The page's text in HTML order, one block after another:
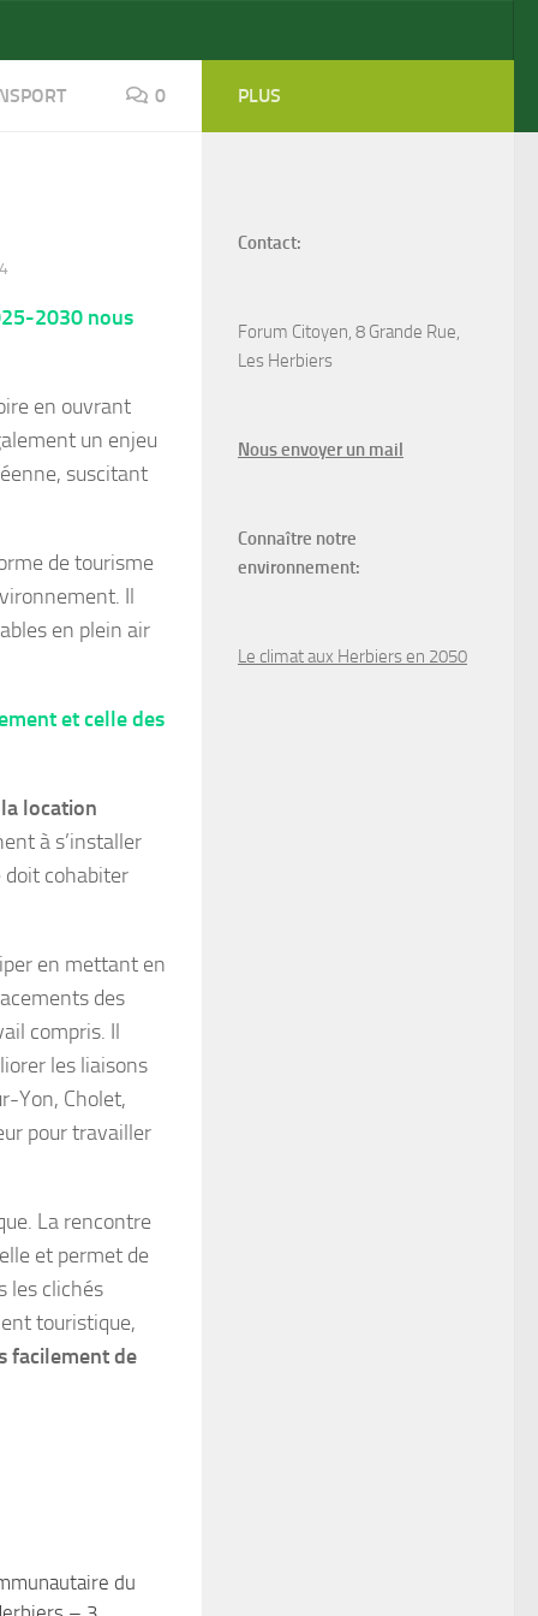
0
2030 nous
en ouvrant
un enjeu
suscitant
de tourisme
Il
en plein air
et celle des
location
à s’installer
doit cohabiter
en mettant en
des
compris. Il
les liaisons
Yon, Cholet,
pour travailler
La rencontre
et permet de
les clichés
touristique,
facilement de
du
PLUS
Contact:
Forum Citoyen, 8 Grande Rue,
Les Herbiers
Nous envoyer un mail
Connaître notre
environnement:
Le climat aux Herbiers en 2050